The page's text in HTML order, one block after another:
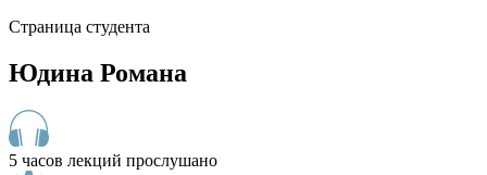
Страница студента
Юдина Романа
5 часов лекций прослушано